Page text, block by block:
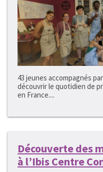
43 jeunes accompagnés
découvrir le quotidien de
en France....
Découverte des
à l’Ibis Centre